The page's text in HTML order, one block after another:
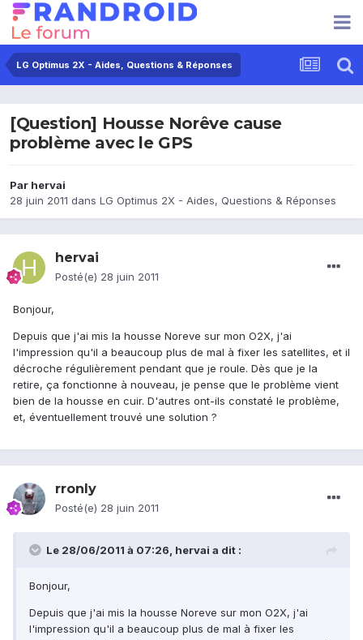
LG Optimus 2X - Aides, Questions & Réponses
[Question] Housse Norêve cause
problème avec le GPS
Par hervai
28 juin 2011 dans LG Optimus 2X - Aides, Questions & Réponses
hervai
Posté(e) 28 juin 2011
Bonjour,
Depuis que j'ai mis la housse Noreve sur mon O2X, j'ai
l'impression qu'il a beaucoup plus de mal à fixer les satellites, et il
décroche régulièrement pendant que je roule. Dès que je la
retire, ça fonctionne à nouveau, je pense que le problème vient
bien de la housse en cuir. D'autres ont-ils constaté le problème,
et, éventuellement trouvé une solution ?
rronly
Posté(e) 28 juin 2011
Le 28/06/2011 à 07:26, hervai a dit :
Bonjour,
Depuis que j'ai mis la housse Noreve sur mon O2X, j'ai
l'impression qu'il a beaucoup plus de mal à fixer les